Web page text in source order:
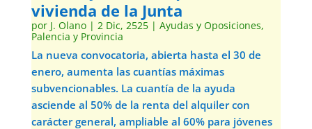
vivienda de la Junta
por J. Olano| 2 Dic, 2525| Ayudas y Oposiciones,
Palencia y Provincia
La nueva convocatoria, abierta hasta el 30 de
enero, aumenta las cuantías máximas
subvencionables. La cuantía de la ayuda
asciende al 50% de la renta del alquiler con
carácter general, ampliable al 60% para jóvenes